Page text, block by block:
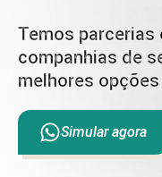
Temos parcerias
companhias de
melhores
Simular agora